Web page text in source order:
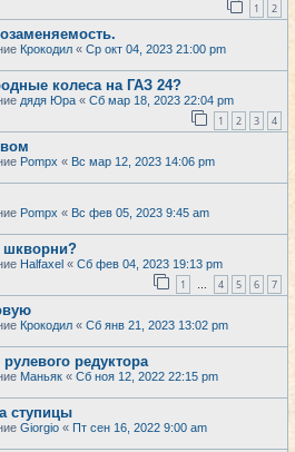
1 2
Крокодил « Ср окт 04, 2023 21:00 pm
колеса на ГАЗ 24?
дядя Юра « Сб мар 18, 2023 22:04 pm
1 2 3 4
Pompx « Вс мар 12, 2023 14:06 pm
Pompx « Вс фев 05, 2023 9:45 am
шкворни?
Halfaxel « Сб фев 04, 2023 19:13 pm
1 … 4 5 6 7
Крокодил « Сб янв 21, 2023 13:02 pm
редуктора
Маньяк « Сб ноя 12, 2022 22:15 pm
ступицы
Giorgio « Пт сен 16, 2022 9:00 am